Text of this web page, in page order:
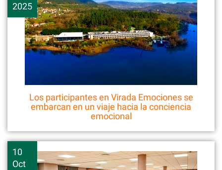
2025
Los participantes en Virada Emociones se
embarcan en un viaje hacia la conciencia
emocional
10
Oct